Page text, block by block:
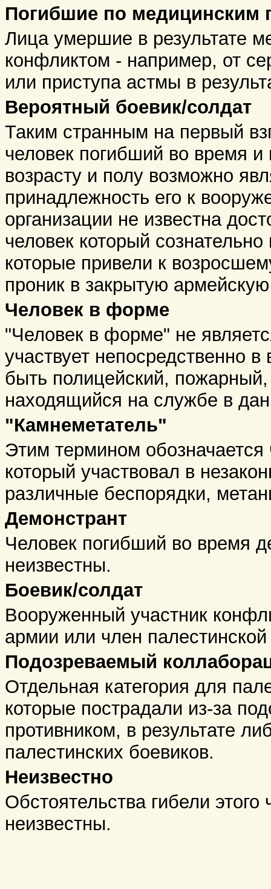
Погибшие по медицинским
Лица умершие в результате
конфликтом - например, от
или приступа астмы в
Вероятный боевик/солдат
Таким странным на первый
человек погибший во время
возрасту и полу возможно
принадлежность его к
организации не известна
человек который
которые привели к
проник в закрытую
Человек в форме
"Человек в форме" не
участвует непосредственно
быть полицейский,
находящийся на службе в
"Камнеметатель"
Этим термином
который участвовал в
различные беспорядки,
Демонстрант
Человек погибший во время
неизвестны.
Боевик/солдат
Вооруженный участник
армии или член
Подозреваемый
Отдельная категория для
которые пострадали из-за
противником, в результате
палестинских боевиков.
Неизвестно
Обстоятельства гибели этого
неизвестны.